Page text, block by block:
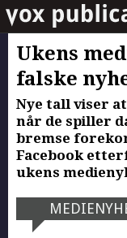
Ukens
falske
Nye tall viser
når de spiller
bremse
Facebook
ukens